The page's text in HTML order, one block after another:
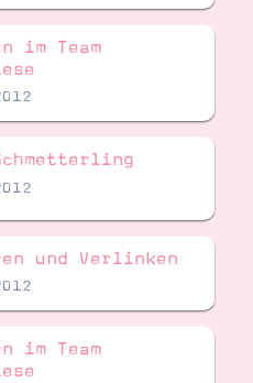
im Team
und Verlinken
im Team